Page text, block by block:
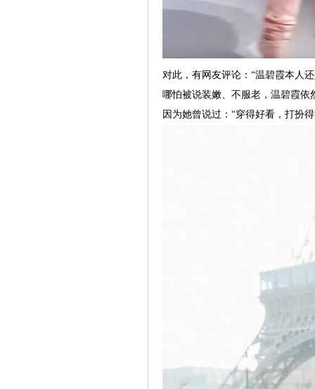
对此，有网友评论：“温碧霞本人
哪怕被说装嫩、不服老，温碧霞
因为她曾说过：“穿得好看，打扮